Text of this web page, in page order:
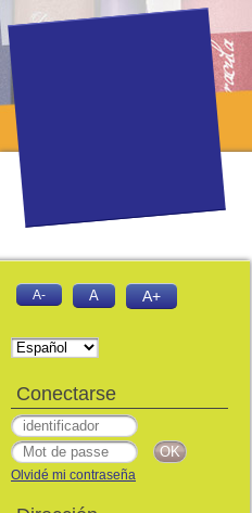
A- A A+
Conectarse
Olvidé mi contraseña